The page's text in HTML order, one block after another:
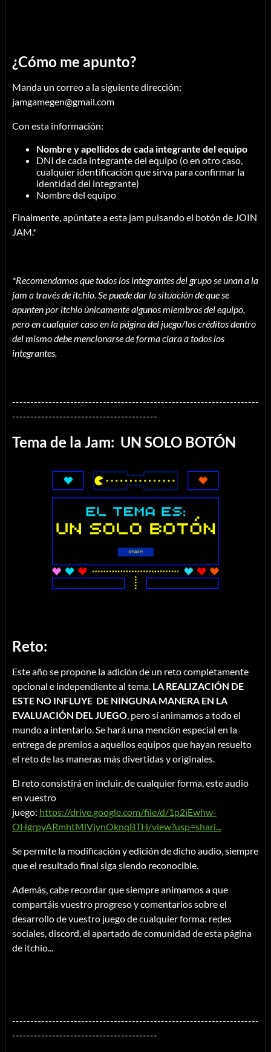
¿Cómo me apunto?
Manda un correo a la siguiente dirección:
jamgamegen@gmail.com
Con esta información:
Nombre y apellidos de cada integrante del equipo
DNI de cada integrante del equipo (o en otro caso,
cualquier identificación que sirva para confirmar la
identidad del integrante)
Nombre del equipo
Finalmente, apúntate a esta jam pulsando el botón de JOIN
JAM.*
*Recomendamos que todos los integrantes del grupo se unan a la
jam a través de itchio. Se puede dar la situación de que se
apunten por itchio únicamente algunos miembros del equipo,
pero en cualquier caso en la página del juego/los créditos dentro
del mismo debe mencionarse de forma clara a todos los
integrantes.
--------------------------------------------------------------------
----------------------------------------
Tema de la Jam: UN SOLO BOTÓN
Reto:
Este año se propone la adición de un reto completamente
opcional e independiente al tema. LA REALIZACIÓN DE
ESTE NO INFLUYE DE NINGUNA MANERA EN LA
EVALUACIÓN DEL JUEGO , pero sí animamos a todo el
mundo a intentarlo. Se hará una mención especial en la
entrega de premios a aquellos equipos que hayan resuelto
el reto de las maneras más divertidas y originales.
El reto consistirá en incluir, de cualquier forma, este audio
en vuestro
juego: https://drive.google.com/file/d/1p2iEwhw-
OHgrpyARmhtMlVjynOknqBTH/view?usp=shari...
Se permite la modificación y edición de dicho audio, siempre
que el resultado final siga siendo reconocible.
Además, cabe recordar que siempre animamos a que
compartáis vuestro progreso y comentarios sobre el
desarrollo de vuestro juego de cualquier forma: redes
sociales, discord, el apartado de comunidad de esta página
de itchio...
--------------------------------------------------------------------
----------------------------------------